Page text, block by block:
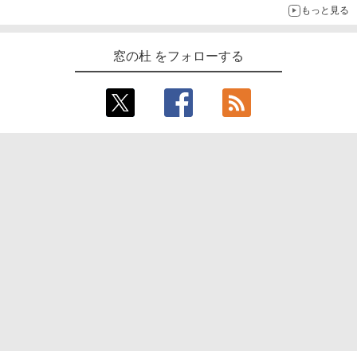
Kindle Paperwhite シグニチャーエディ
るさ自動調整、色調調節ライト、12週間
持続バッテリー、広告なし、メタリック
ブラック
もっと見る
窓の杜 をフォローする